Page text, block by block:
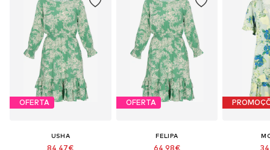
OFERTA
USHA
84,47€
OFERTA
FELIPA
64,98€